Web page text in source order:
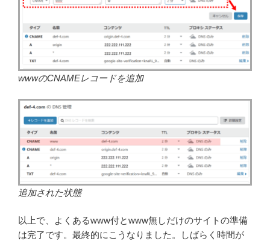
wwwのCNAMEレコードを追加
追加された状態
以上で、よくあるwww付とwww無しだけのサイトの準備
は完了です。最終的にこうなりました。しばらく時間が